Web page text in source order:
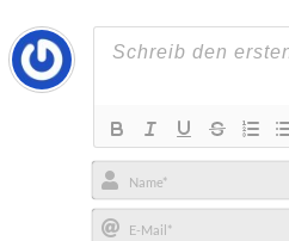
Name*